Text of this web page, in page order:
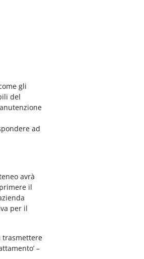
gli
del
ad
avrà
il
per il
trasmettere
–